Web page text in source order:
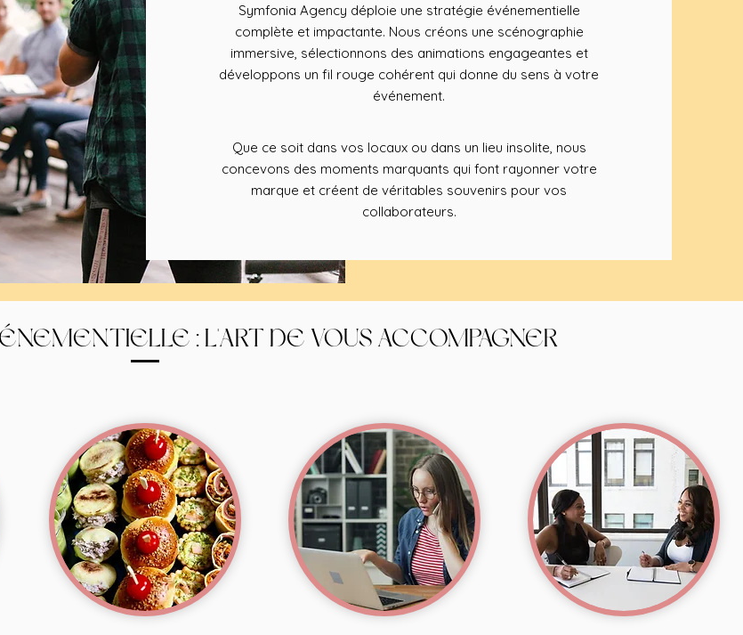
Symfonia Agency déploie une stratégie événementielle
complète et impactante. Nous créons une scénographie
immersive, sélectionnons des animations engageantes et
développons un fil rouge cohérent qui donne du sens à votre
événement.
Que ce soit dans vos locaux ou dans un lieu insolite, nous
concevons des moments marquants qui font rayonner votre
marque et créent de véritables souvenirs pour vos
collaborateurs.
: L'ART DE VOUS ACCOMPAGNER